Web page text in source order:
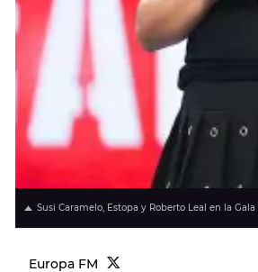
Susi Caramelo, Estopa y Roberto Leal en la
Europa FM